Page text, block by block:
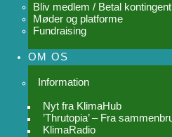
Bliv medlem / Betal kontingent
Møder og platforme
Fundraising
OM OS
Information
Nyt fra KlimaHub
’Thrutopia’ – Fra
KlimaRadio